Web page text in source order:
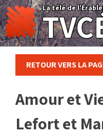
Skip
to
content
La télé de
RETOUR VERS LA
Amour et
Lefort et